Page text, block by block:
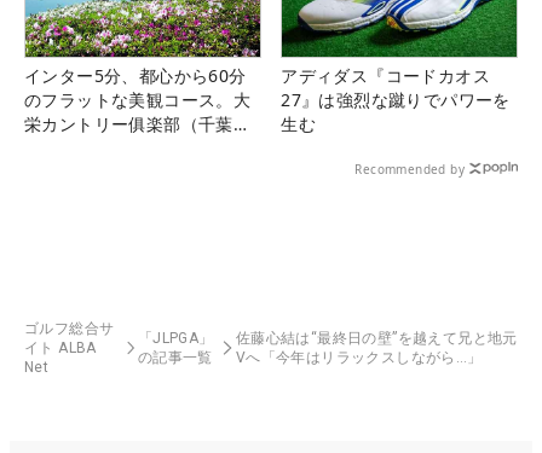
インター5分、都心から60分
のフラットな美観コース。大
栄カントリー俱楽部（千葉
アディダス『コードカオス
27』は強烈な蹴りでパワーを
生む
Recommended by
ゴルフ総合サ
イト ALBA
Net
「JLPGA」
の記事一覧
佐藤心結は“最終日の壁”を越えて兄と地元
Vへ「今年はリラックスしながら…」